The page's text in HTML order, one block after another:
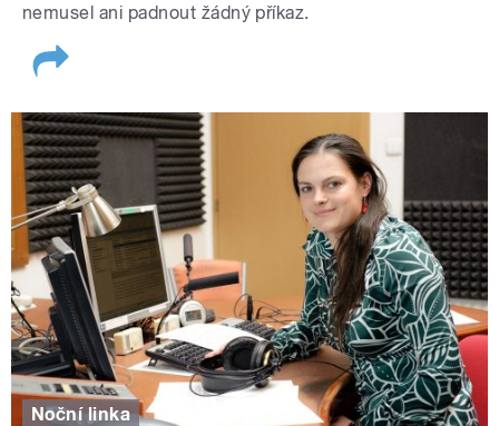
nemusel ani padnout žádný příkaz.
Noční linka